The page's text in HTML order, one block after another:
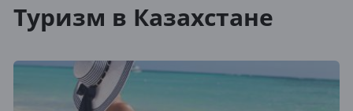
Туризм в Казахстане